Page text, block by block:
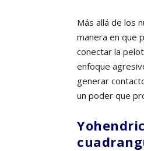
Más allá de los
manera en que
conectar la
enfoque
generar
un poder que